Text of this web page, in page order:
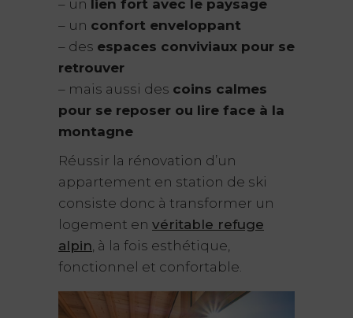
– un lien fort avec le paysage
– un confort enveloppant
– des espaces conviviaux pour se
retrouver
– mais aussi des coins calmes
pour se reposer ou lire face à la
montagne
Réussir la rénovation d’un
appartement en station de ski
consiste donc à transformer un
logement en véritable refuge
alpin, à la fois esthétique,
fonctionnel et confortable.